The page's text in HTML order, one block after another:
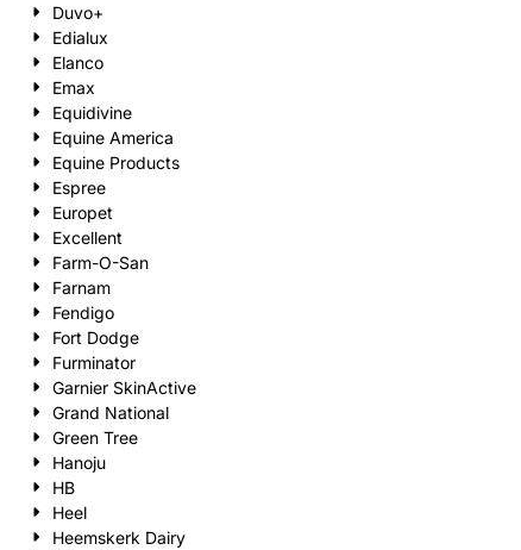
Duvo+
Edialux
Elanco
Emax
Equidivine
Equine America
Equine Products
Espree
Europet
Excellent
Farm-O-San
Farnam
Fendigo
Fort Dodge
Furminator
Garnier SkinActive
Grand National
Green Tree
Hanoju
HB
Heel
Heemskerk Dairy